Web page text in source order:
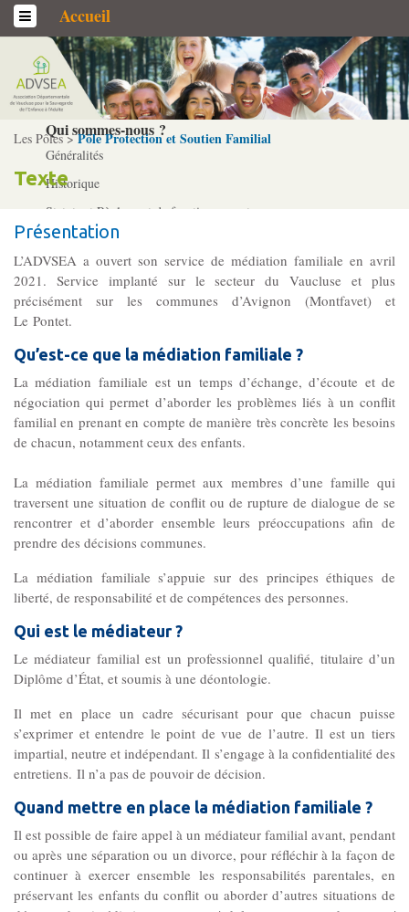
Accueil
L’association
Qui sommes-­nous ?
Généralités
Historique
Statuts et Règlement de fonctionnement
Nos partenaires
Institutionnels
Acteurs
Professionnels
Gouvernance
Conseil d’administration
Le siège
Ses locaux
Son histoire
Ses missions, son objet
Rapports d’activité
Les Pôles
Pôle Socio-­Éducatif
Les Pôles >Pôle Protection et Soutien Familial
Texte
Présentation
L’ADVSEA a ouvert son service de médiation familiale en avril
2021. Service implanté sur le secteur du Vaucluse et plus
précisément sur les communes d’Avignon (Montfavet) et
Le Pontet.
Qu’est-ce que la médiation familiale ?
La médiation familiale est un temps d’échange, d’écoute et de
négociation qui permet d’aborder les problèmes liés à un conflit
familial en prenant en compte de manière très concrète les besoins
de chacun, notamment ceux des enfants.
La médiation familiale permet aux membres d’une famille qui
traversent une situation de conflit ou de rupture de dialogue de se
rencontrer et d’aborder ensemble leurs préoccupations afin de
prendre des décisions communes.
La médiation familiale s’appuie sur des principes éthiques de
liberté, de responsabilité et de compétences des personnes.
Qui est le médiateur ?
Le médiateur familial est un professionnel qualifié, titulaire d’un
Diplôme d’État, et soumis à une déontologie.
Il met en place un cadre sécurisant pour que chacun puisse
s’exprimer et entendre le point de vue de l’autre. Il est un tiers
impartial, neutre et indépendant. Il s’engage à la confidentialité des
entretiens. Il n’a pas de pouvoir de décision.
Quand mettre en place la médiation familiale ?
Il est possible de faire appel à un médiateur familial avant, pendant
ou après une séparation ou un divorce, pour réfléchir à la façon de
continuer à exercer ensemble les responsabilités parentales, en
préservant les enfants du conflit ou aborder d’autres situations de